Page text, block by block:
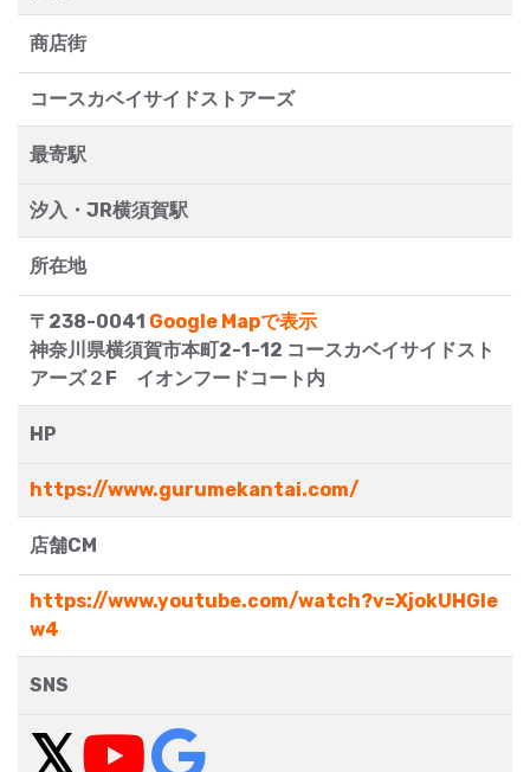
商店街
コースカベイサイドストアーズ
最寄駅
汐入・JR横須賀駅
所在地
〒238-0041 Google Mapで表示
神奈川県横須賀市本町2-1-12 コースカベイサイドスト
アーズ２F イオンフードコート内
HP
https://www.gurumekantai.com/
店舗CM
https://www.youtube.com/watch?v=XjokUHGle
w4
SNS